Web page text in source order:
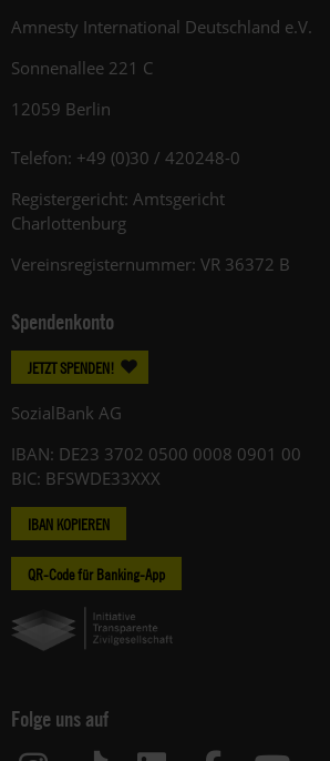
Amnesty International Deutschland e.V.
Sonnenallee 221 C
12059 Berlin
Telefon: +49 (0)30 / 420248-0
Registergericht: Amtsgericht
Charlottenburg
Vereinsregisternummer: VR 36372 B
Spendenkonto
JETZT SPENDEN!
SozialBank AG
IBAN: DE23 3702 0500 0008 0901 00
BIC: BFSWDE33XXX
IBAN KOPIEREN
QR-Code für Banking-App
Folge uns auf